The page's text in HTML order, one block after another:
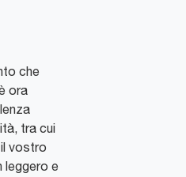
che
ora
tra cui
vostro
leggero e